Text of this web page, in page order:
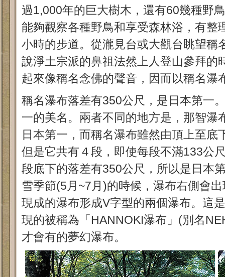
過1,000年的巨大樹木，還有60幾種野
能夠觀察各種野鳥和享受森林浴，有整
小時的步道。從瀧見台或大觀台眺望稱
說淨土宗派的鼻祖法然上人登山參拜的
起來像稱名念佛的聲音，因而以稱名瀑
稱名瀑布落差有350公尺，是日本第一
一的美名。兩者不同的地方是，那智瀑
日本第一，而稱名瀑布雖然由頂上至底
但是它共有４段，即使每段不滿133公
段底下的落差有350公尺，所以是日本
雪季節(5月~7月)的時候，瀑布右側會
現成的瀑布形成V字型的兩個瀑布。這
現的被稱為「HANNOKI瀑布」(別名
才會有的夢幻瀑布。